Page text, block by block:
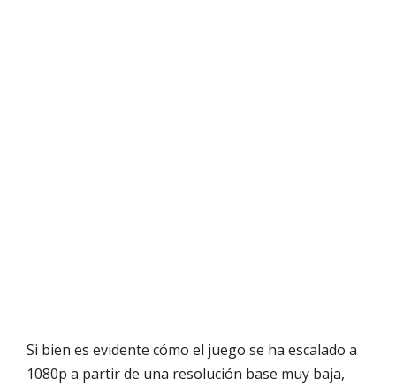
Si bien es evidente cómo el juego se ha escalado a
1080p a partir de una resolución base muy baja,